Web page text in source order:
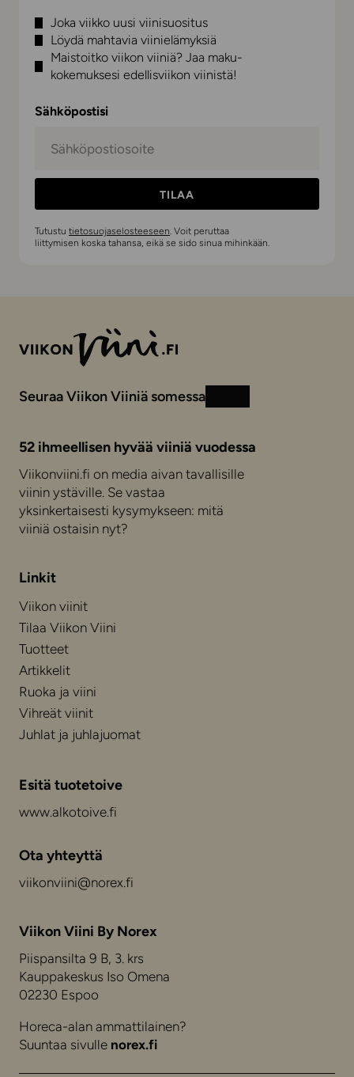
Joka viikko uusi viinisuositus
Löydä mahtavia viinielämyksiä
Maistoitko viikon viiniä? Jaa maku-
kokemuksesi edellisviikon viinistä!
Sähköpostisi
TILAA
Tutustu tietosuojaselosteeseen. Voit peruttaa
liittymisen koska tahansa, eikä se sido sinua mihinkään.
Seuraa Viikon Viiniä somessa Instagram
Facebook
52 ihmeellisen hyvää viiniä vuodessa
Viikonviini.fi on media aivan tavallisille
viinin ystäville. Se vastaa
yksinkertaisesti kysymykseen: mitä
viiniä ostaisin nyt?
Linkit
Viikon viinit
Tilaa Viikon Viini
Tuotteet
Artikkelit
Ruoka ja viini
Vihreät viinit
Juhlat ja juhlajuomat
Esitä tuotetoive
www.alkotoive.fi
Ota yhteyttä
viikonviini@norex.fi
Viikon Viini By Norex
Piispansilta 9 B, 3. krs
Kauppakeskus Iso Omena
02230 Espoo
Horeca-alan ammattilainen?
Suuntaa sivulle norex.fi